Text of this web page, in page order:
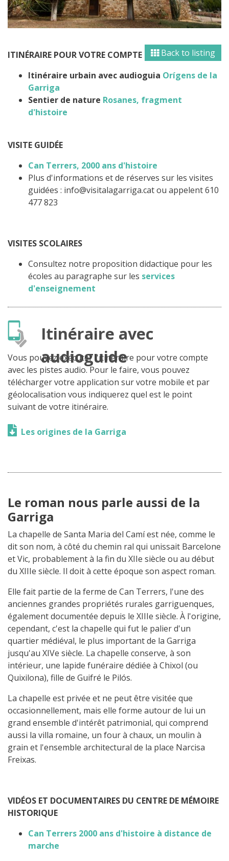
Back to listing
ITINÉRAIRE POUR VOTRE COMPTE
Itinéraire urbain avec audioguia Orígens de la
Garriga
Sentier de nature Rosanes, fragment
d'histoire
VISITE GUIDÉE
Can Terrers, 2000 ans d'histoire
Plus d'informations et de réserves sur les visites
guidées : info@visitalagarriga.cat ou appelent 610
477 823
VISITES SCOLAIRES
Consultez notre proposition didactique pour les
écoles au paragraphe sur les services
d'enseignement
Itinéraire avec
audioguide
Vous pouvez exécuter l'itinéraire pour votre compte
avec les pistes audio. Pour le faire, vous pouvez
télécharger votre application sur votre mobile et par
géolocalisation vous indiquerez quel est le point
suivant de votre itinéraire.
Les origines de la Garriga
Le roman nous parle aussi de la
Garriga
La chapelle de Santa Maria del Camí est née, comme le
dit son nom, à côté du chemin ral qui unissait Barcelone
et Vic, probablement à la fin du XIIe siècle ou au début
du XIIIe siècle. Il doit à cette époque son aspect roman.
Elle fait partie de la ferme de Can Terrers, l'une des
anciennes grandes propriétés rurales garriguenques,
également documentée depuis le XIIIe siècle. À l'origine,
cependant, c'est la chapelle qui fut le palier d'un
quartier médiéval, le plus important de la Garriga
jusqu'au XIVe siècle. La chapelle conserve, à son
intérieur, une lapide funéraire dédiée à Chixol (ou
Quixilona), fille de Guifré le Pilós.
La chapelle est privée et ne peut être visitée que
occasionnellement, mais elle forme autour de lui un
grand ensemble d'intérêt patrimonial, qui comprend
aussi la villa romaine, un four à chaux, un moulin à
grain et l'ensemble architectural de la place Narcisa
Freixas.
VIDÉOS ET DOCUMENTAIRES DU CENTRE DE MÉMOIRE
HISTORIQUE
Can Terrers 2000 ans d'histoire à distance de
marche